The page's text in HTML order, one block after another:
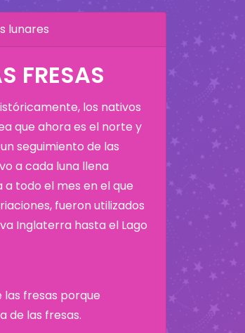
lunares
FRESAS
los nativos
que ahora es el norte y
seguimiento de las
a cada luna llena
todo el mes en el que
fueron utilizados
Inglaterra hasta el Lago
las fresas porque
de las fresas.